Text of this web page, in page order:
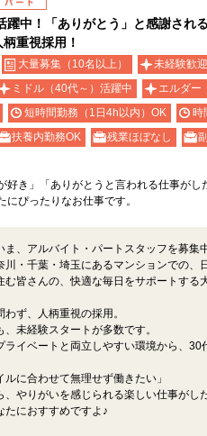
躍中！「ありがとう」と感謝され
重視採用！
大量募集（10名以上） 未経験歓迎
ミドル（40代～）活躍中 エルダー
短時間勤務（1日4h以内）OK 時
扶養内勤務OK 残業ほぼなし
好き」「ありがとうと言われる仕事がし
にぴったりなお仕事です。
ま、アルバイト・パートスタッフを募集中
川・千葉・埼玉にあるマンションでの、
む皆さんの、快適な毎日をサポートする
ず、人柄重視の採用。
未経験スタートが多数です。
ライベートと両立しやすい環境から、30
ルに合わせて無理せず働きたい」
、やりがいを感じられる楽しい仕事がし
におすすめですよ♪